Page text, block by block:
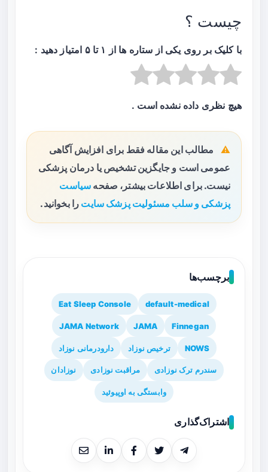
چیست ؟
با کلیک بر روی یکی از ستاره ها از ۱ تا ۵ امتیاز دهید :
هیچ نظری داده نشده است .
مطالب این مقاله فقط برای افزایش آگاهی
عمومی است و جایگزین تشخیص یا درمان پزشکی
نیست. برای اطلاعات بیشتر، صفحه سیاست
پزشکی و سلب مسئولیت پزشک سایت را بخوانید.
برچسب‌ها
default-medical
Eat Sleep Console
Finnegan
JAMA
JAMA Network
NOWS ترخیص نوزاد دارودرمانی نوزاد
سندرم ترک نوزادی مراقبت نوزادی نوزادان
وابستگی به اوپیوئید
اشتراک‌گذاری